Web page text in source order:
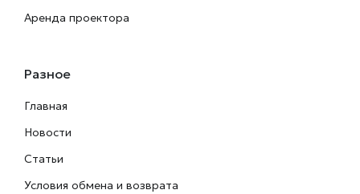
Аренда проектора
Разное
Главная
Новости
Статьи
Условия обмена и возврата